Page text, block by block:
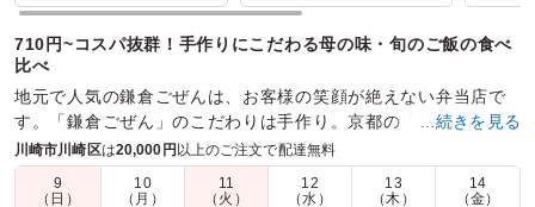
710円~コスパ抜群！手作りにこだわる母の味・旬のご飯の食べ
比べ
地元で人気の鎌倉ごぜんは、お客様の笑顔が絶えない弁当店で
す。「鎌倉ごぜん」のこだわりは手作り。京都の「おばんざ
い」を思わせるメインや副菜の数々を真心こめてお届けしま
す。
…続きを見る
川崎市川崎区は20,000円 以上のご注文で配達無料
9
（日）
10
（月）
11
（火）
12
（水）
13
（木）
14
（金）